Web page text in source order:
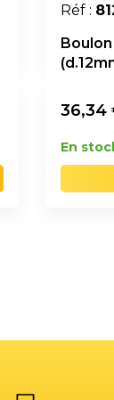
Réf :
36,34
En